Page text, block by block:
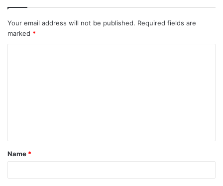
Your email address will not be published. Required fields are
marked *
t
*
Name *